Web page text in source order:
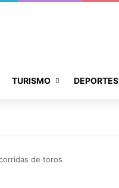
TURISMO DEPORTES
de toros